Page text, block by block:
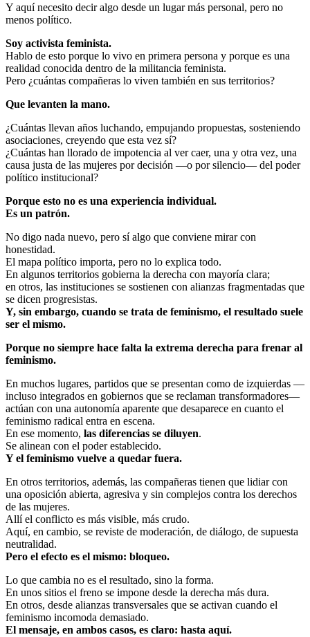
Y aquí necesito decir algo desde un lugar más personal, pero no
menos político.
Soy activista feminista.
Hablo de esto porque lo vivo en primera persona y porque es una
realidad conocida dentro de la militancia feminista.
Pero ¿cuántas compañeras lo viven también en sus territorios?
Que levanten la mano.
¿Cuántas llevan años luchando, empujando propuestas, sosteniendo
asociaciones, creyendo que esta vez sí?
¿Cuántas han llorado de impotencia al ver caer, una y otra vez, una
causa justa de las mujeres por decisión —o por silencio— del poder
político institucional?
Porque esto no es una experiencia individual.
Es un patrón.
No digo nada nuevo, pero sí algo que conviene mirar con
honestidad.
El mapa político importa, pero no lo explica todo.
En algunos territorios gobierna la derecha con mayoría clara;
en otros, las instituciones se sostienen con alianzas fragmentadas que
se dicen progresistas.
Y, sin embargo, cuando se trata de feminismo, el resultado suele
ser el mismo.
Porque no siempre hace falta la extrema derecha para frenar al
feminismo.
En muchos lugares, partidos que se presentan como de izquierdas —
incluso integrados en gobiernos que se reclaman transformadores—
actúan con una autonomía aparente que desaparece en cuanto el
feminismo radical entra en escena.
En ese momento, las diferencias se diluyen.
Se alinean con el poder establecido.
Y el feminismo vuelve a quedar fuera.
En otros territorios, además, las compañeras tienen que lidiar con
una oposición abierta, agresiva y sin complejos contra los derechos
de las mujeres.
Allí el conflicto es más visible, más crudo.
Aquí, en cambio, se reviste de moderación, de diálogo, de supuesta
neutralidad.
Pero el efecto es el mismo: bloqueo.
Lo que cambia no es el resultado, sino la forma.
En unos sitios el freno se impone desde la derecha más dura.
En otros, desde alianzas transversales que se activan cuando el
feminismo incomoda demasiado.
El mensaje, en ambos casos, es claro: hasta aquí.